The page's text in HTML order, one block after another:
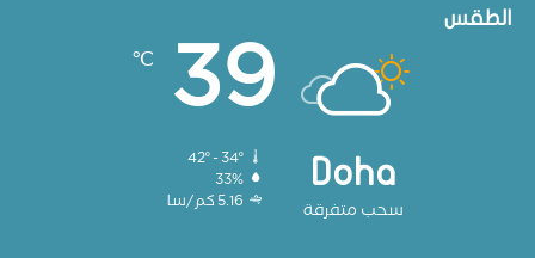
الطقس
Doha
سحب متفرقة
39
℃
33%
5.16 كم/سا